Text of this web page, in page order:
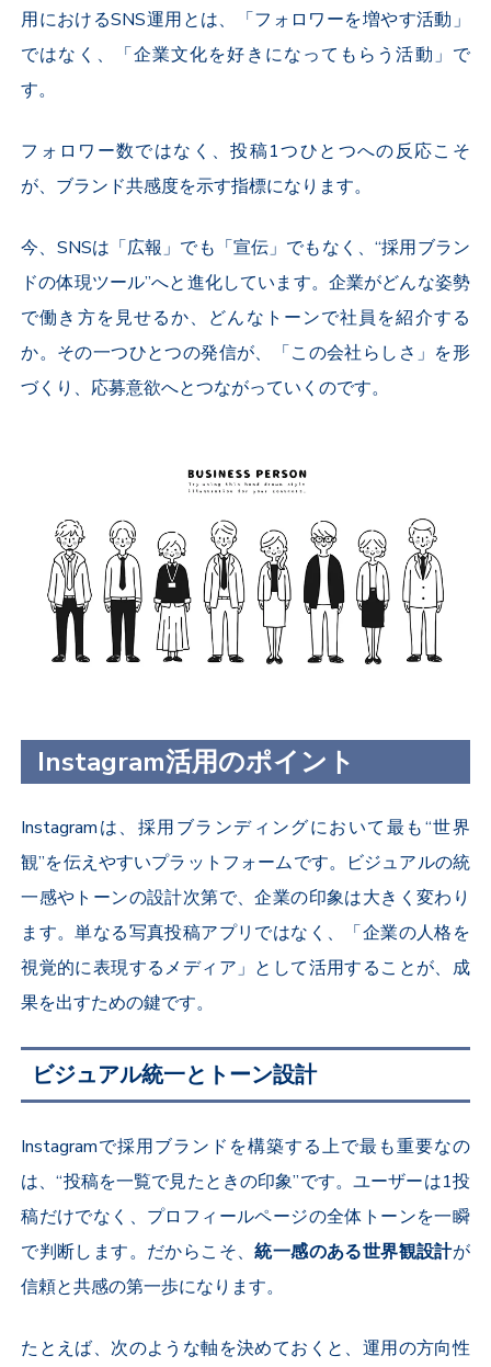
用におけるSNS運用とは、「フォロワーを増やす活動」
ではなく、「企業文化を好きになってもらう活動」で
す。
フォロワー数ではなく、投稿1つひとつへの反応こそ
が、ブランド共感度を示す指標になります。
今、 SNSは「広報」でも「宣伝」でもなく、“採用ブラン
ドの体現ツール”へと進化しています。企業がどんな姿勢
で働き方を見せるか、どんなトーンで社員を紹介する
か。その一つひとつの発信が、「この会社らしさ」を形
づくり、応募意欲へとつながっていくのです。
Instagram活用のポイント
Instagramは、採用ブランディングにおいて最も“世界
観”を伝えやすいプラットフォームです。ビジュアルの統
一感やトーンの設計次第で、企業の印象は大きく変わり
ます。単なる写真投稿アプリではなく、「企業の人格を
視覚的に表現するメディア」として活用することが、成
果を出すための鍵です。
ビジュアル統一とトーン設計
Instagramで採用ブランドを構築する上で最も重要なの
は、“投稿を一覧で見たときの印象”です。ユーザーは1投
稿だけでなく、プロフィールページの全体トーンを一瞬
で判断します。だからこそ、統一感のある世界観設計が
信頼と共感の第一歩になります。
たとえば、次のような軸を決めておくと、運用の方向性